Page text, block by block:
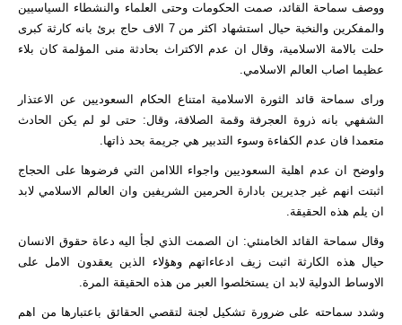
ووصف سماحة القائد، صمت الحكومات وحتى العلماء والنشطاء السياسيين
والمفكرين والنخبة حيال استشهاد اكثر من 7 الاف حاج برئ بانه كارثة كبرى
حلت بالامة الاسلامية، وقال ان عدم الاكتراث بحادثة منى المؤلمة كان بلاء
عظيما اصاب العالم الاسلامي.
وراى سماحة قائد الثورة الاسلامية امتناع الحكام السعوديين عن الاعتذار
الشفهي بانه ذروة العجرفة وقمة الصلافة، وقال: حتى لو لم يكن الحادث
متعمدا فان عدم الكفاءة وسوء التدبير هي جريمة بحد ذاتها.
واوضح ان عدم اهلية السعوديين واجواء اللاامن التي فرضوها على الحجاج
اثبتت انهم غير جديرين بادارة الحرمين الشريفين وان العالم الاسلامي لابد
ان يلم هذه الحقيقة.
وقال سماحة القائد الخامنئي: ان الصمت الذي لجأ اليه دعاة حقوق الانسان
حيال هذه الكارثة اثبت زيف ادعاءاتهم وهؤلاء الذين يعقدون الامل على
الاوساط الدولية لابد ان يستخلصوا العبر من هذه الحقيقة المرة.
وشدد سماحته على ضرورة تشكيل لجنة لتقصي الحقائق باعتبارها من اهم